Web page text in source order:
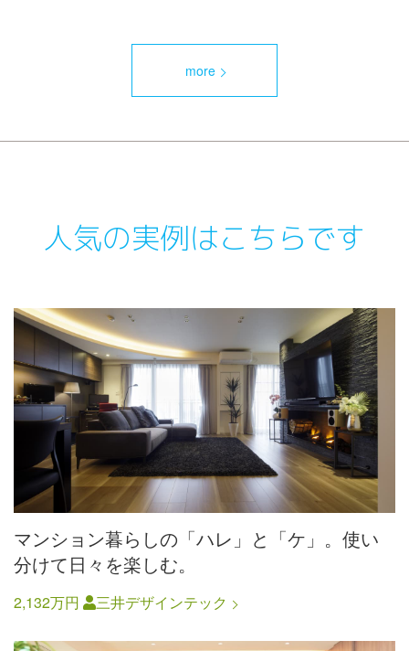
more
人気の実例はこちらです
マンション暮らしの「ハレ」と「ケ」。使い
分けて日々を楽しむ。
2,132万円 三井デザインテック